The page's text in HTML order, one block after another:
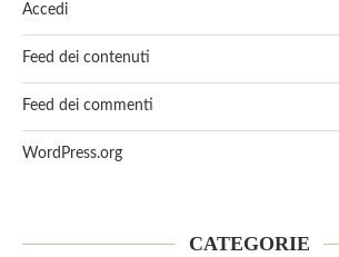
Accedi
Feed dei contenuti
Feed dei commenti
WordPress.org
CATEGORIE